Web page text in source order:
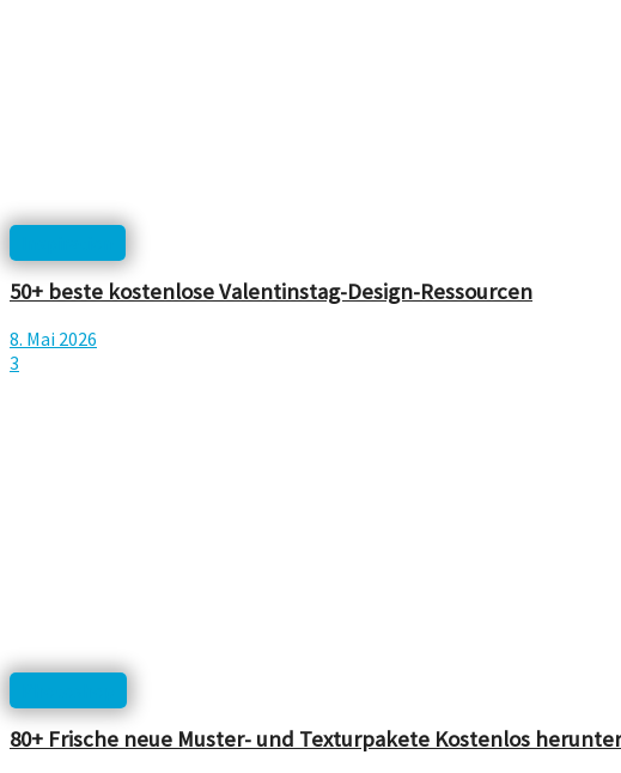
50+ beste kostenlose Valentinstag-Design-Ressourcen
8. Mai 2026
3
80+ Frische neue Muster- und Texturpakete Kostenlos